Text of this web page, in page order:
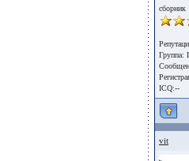
сборник
Группа:
ICQ:--
vit